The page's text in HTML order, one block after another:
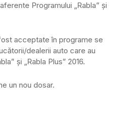
Programului „Rabla” şi
acceptate în programe se
dealerii auto care au
şi „Rabla Plus” 2016.
un nou dosar.